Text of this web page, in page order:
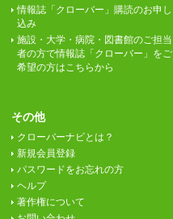
情報誌「クローバー」購読のお申し
込み
施設・大学・病院・図書館のご担当
者の方で情報誌「クローバー」をご
希望の方はこちらから
その他
クローバーナビとは？
新規会員登録
パスワードをお忘れの方
ヘルプ
著作権について